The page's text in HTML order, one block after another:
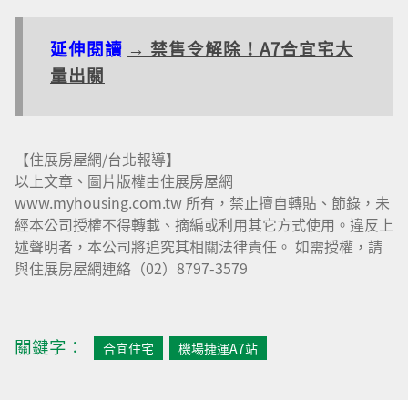
延伸閱讀 → 禁售令解除！A7合宜宅大
量出關
【住展房屋網/台北報導】
以上文章、圖片版權由住展房屋網
www.myhousing.com.tw 所有，禁止擅自轉貼、節錄，未
經本公司授權不得轉載、摘編或利用其它方式使用。違反上
述聲明者，本公司將追究其相關法律責任。 如需授權，請
與住展房屋網連絡（02）8797-3579
關鍵字︰ 合宜住宅 機場捷運A7站